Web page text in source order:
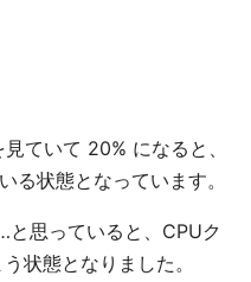
ていて 20% になると、
る状態となっています。
思っていると、CPUク
状態となりました。